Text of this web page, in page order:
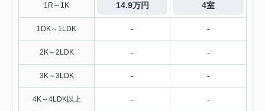
1R～1K 14.9万円 4室
1DK～1LDK - -
2K～2LDK - -
3K～3LDK - -
4K～4LDK以上 - -